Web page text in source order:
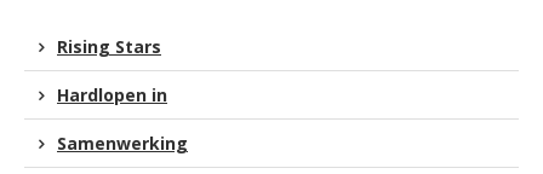
Rising Stars
Hardlopen in
Samenwerking